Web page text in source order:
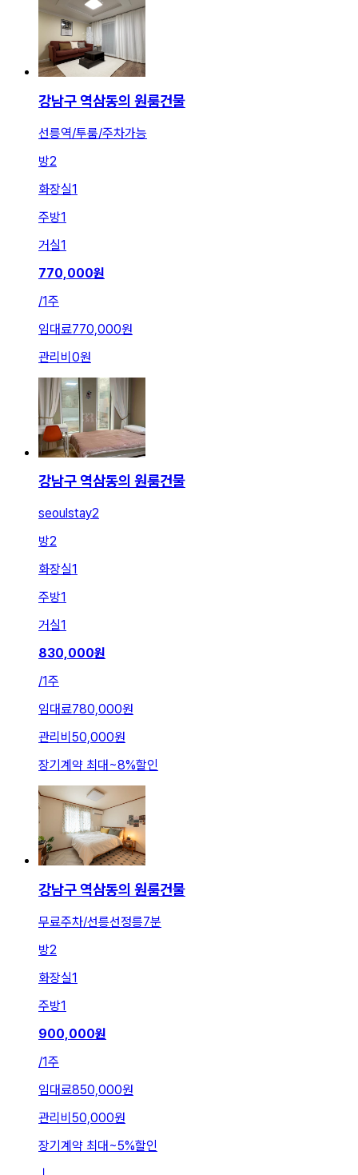
강남구 역삼동의 원룸건물
선릉역/투룸/주차가능
방2
화장실1
주방1
거실1
770,000원
/1주
임대료770,000원
관리비 0원
강남구 역삼동의 원룸건물
seoulstay2
방2
화장실1
주방1
거실1
830,000원
/1주
임대료780,000원
관리비 50,000원
장기계약 최대~8%할인
강남구 역삼동의 원룸건물
무료주차/선릉선정릉7분
방2
화장실1
주방1
900,000원
/1주
임대료850,000원
관리비 50,000원
장기계약 최대~5%할인